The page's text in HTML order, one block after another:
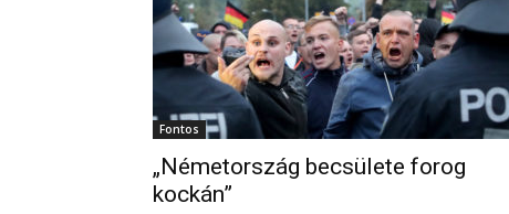
Fontos
„Németország becsülete forog
kockán”